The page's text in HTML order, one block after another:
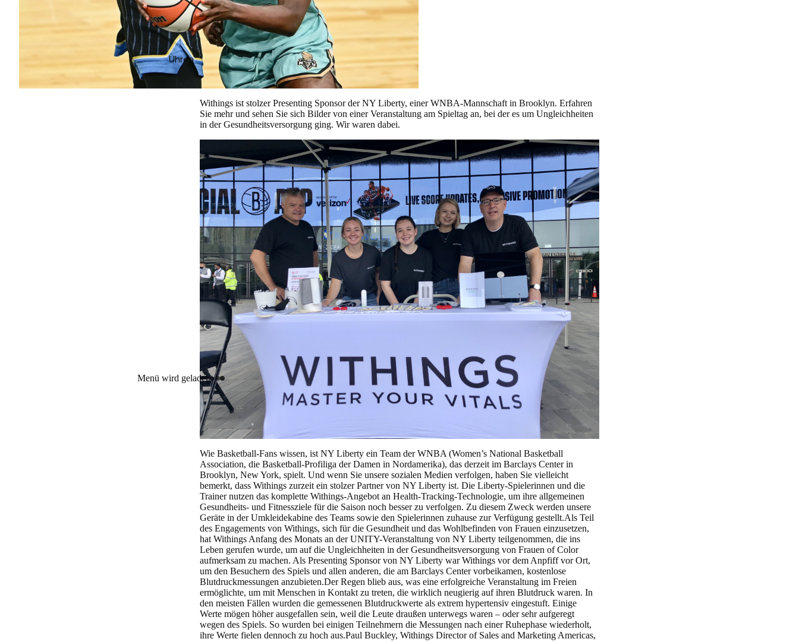
Uhren
Menü wird geladen
Withings ist stolzer Presenting Sponsor der NY Liberty, einer WNBA-Mannschaft in Brooklyn. Erfahren
Sie mehr und sehen Sie sich Bilder von einer Veranstaltung am Spieltag an, bei der es um Ungleichheiten
in der Gesundheitsversorgung ging. Wir waren dabei.
Wie Basketball-Fans wissen, ist NY Liberty ein Team der WNBA (Women’s National Basketball
Association, die Basketball-Profiliga der Damen in Nordamerika), das derzeit im Barclays Center in
Brooklyn, New York, spielt. Und wenn Sie unsere sozialen Medien verfolgen, haben Sie vielleicht
bemerkt, dass Withings zurzeit ein stolzer Partner von NY Liberty ist. Die Liberty-Spielerinnen und die
Trainer nutzen das komplette Withings-Angebot an Health-Tracking-Technologie, um ihre allgemeinen
Gesundheits- und Fitnessziele für die Saison noch besser zu verfolgen. Zu diesem Zweck werden unsere
Geräte in der Umkleidekabine des Teams sowie den Spielerinnen zuhause zur Verfügung gestellt.Als Teil
des Engagements von Withings, sich für die Gesundheit und das Wohlbefinden von Frauen einzusetzen,
hat Withings Anfang des Monats an der UNITY-Veranstaltung von NY Liberty teilgenommen, die ins
Leben gerufen wurde, um auf die Ungleichheiten in der Gesundheitsversorgung von Frauen of Color
aufmerksam zu machen. Als Presenting Sponsor von NY Liberty war Withings vor dem Anpfiff vor Ort,
um den Besuchern des Spiels und allen anderen, die am Barclays Center vorbeikamen, kostenlose
Blutdruckmessungen anzubieten.Der Regen blieb aus, was eine erfolgreiche Veranstaltung im Freien
ermöglichte, um mit Menschen in Kontakt zu treten, die wirklich neugierig auf ihren Blutdruck waren. In
den meisten Fällen wurden die gemessenen Blutdruckwerte als extrem hypertensiv eingestuft. Einige
Werte mögen höher ausgefallen sein, weil die Leute draußen unterwegs waren – oder sehr aufgeregt
wegen des Spiels. So wurden bei einigen Teilnehmern die Messungen nach einer Ruhephase wiederholt,
ihre Werte fielen dennoch zu hoch aus.Paul Buckley, Withings Director of Sales and Marketing Americas,